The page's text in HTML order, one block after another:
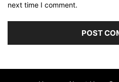
next time I comment.